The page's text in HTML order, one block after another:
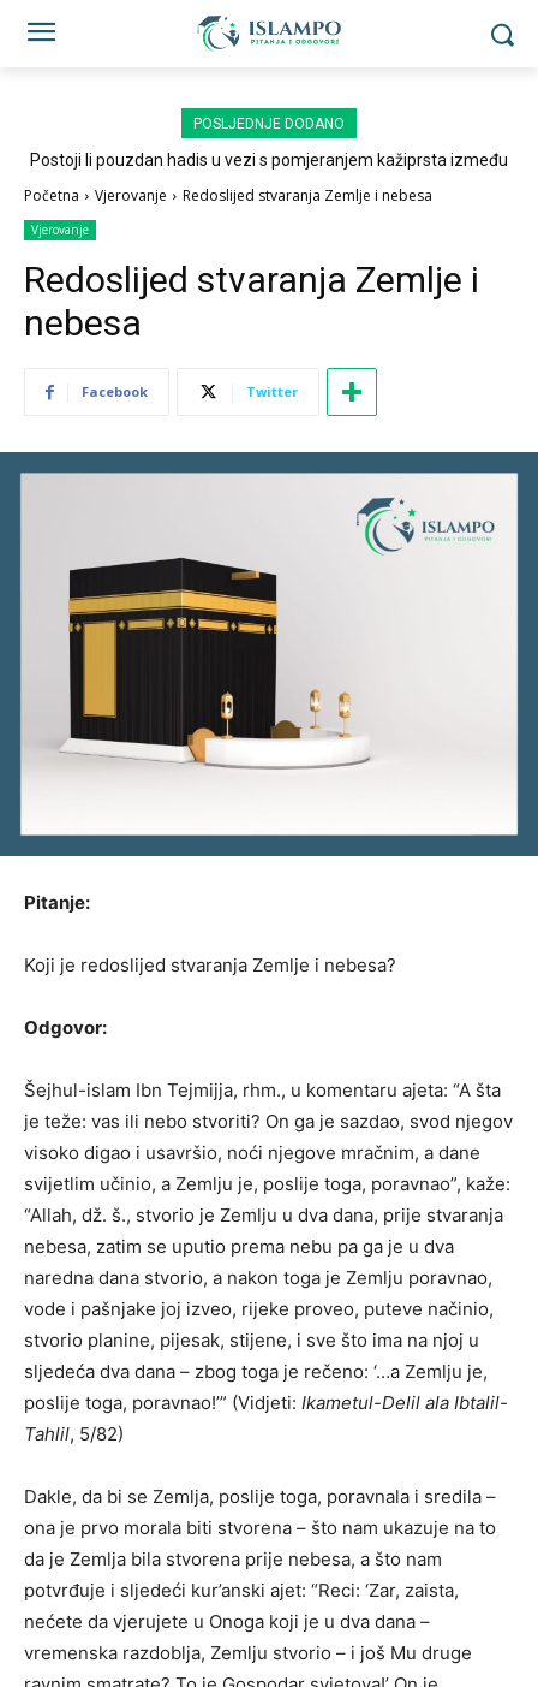
POSLJEDNJE DODANO
Postoji li pouzdan hadis u vezi s pomjeranjem kažiprsta između
Početna Vjerovanje Redoslijed stvaranja Zemlje i nebesa
Vjerovanje
Redoslijed stvaranja Zemlje i
nebesa
Facebook Twitter
Pitanje:
Koji je redoslijed stvaranja Zemlje i nebesa?
Odgovor:
Šejhul-islam Ibn Tejmijja, rhm., u komentaru ajeta: “A šta
je teže: vas ili nebo stvoriti? On ga je sazdao, svod njegov
visoko digao i usavršio, noći njegove mračnim, a dane
svijetlim učinio, a Zemlju je, poslije toga, poravnao”, kaže:
“Allah, dž. š., stvorio je Zemlju u dva dana, prije stvaranja
nebesa, zatim se uputio prema nebu pa ga je u dva
naredna dana stvorio, a nakon toga je Zemlju poravnao,
vode i pašnjake joj izveo, rijeke proveo, puteve načinio,
stvorio planine, pijesak, stijene, i sve što ima na njoj u
sljedeća dva dana – zbog toga je rečeno: ‘…a Zemlju je,
poslije toga, poravnao!’” (Vidjeti: Ikametul-Delil ala Ibtalil-
Tahlil, 5/82)
Dakle, da bi se Zemlja, poslije toga, poravnala i sredila –
ona je prvo morala biti stvorena – što nam ukazuje na to
da je Zemlja bila stvorena prije nebesa, a što nam
potvrđuje i sljedeći kur’anski ajet: “Reci: ‘Zar, zaista,
nećete da vjerujete u Onoga koji je u dva dana –
vremenska razdoblja, Zemlju stvorio – i još Mu druge